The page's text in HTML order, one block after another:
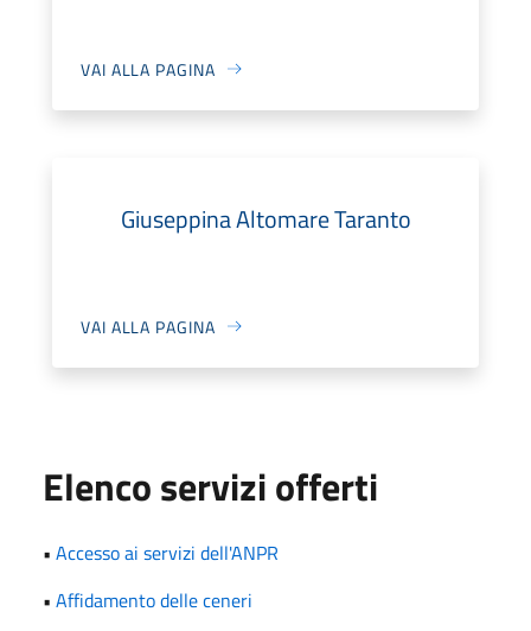
VAI ALLA PAGINA
Giuseppina Altomare Taranto
VAI ALLA PAGINA
Elenco servizi offerti
• Accesso ai servizi dell'ANPR
• Affidamento delle ceneri